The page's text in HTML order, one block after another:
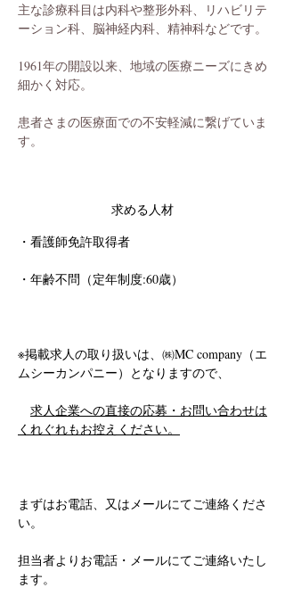
主な診療科目は内科や整形外科、リハビリテ
ーション科、脳神経内科、精神科などです。
1961年の開設以来、地域の医療ニーズにきめ
細かく対応。
患者さまの医療面での不安軽減に繋げていま
す。
求める人材
・看護師免許取得者
・年齢不問（定年制度:60歳）
※掲載求人の取り扱いは、㈱MC company（エ
ムシーカンパニー）となりますので、
求人企業への直接の応募・お問い合わせは
くれぐれもお控えください。
まずはお電話、又はメールにてご連絡くださ
い。
担当者よりお電話・メールにてご連絡いたし
ます。